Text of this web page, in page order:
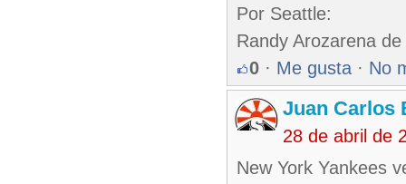
Por Seattle:
Randy Arozarena
0 · Me gusta · No
Juan Carlos
28 de abril de
New York Yankees